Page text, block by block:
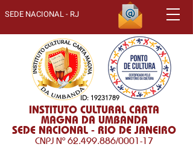
SEDE NACIONAL - RJ
INSTITUTO CULTURAL CARTA
MAGNA DA UMBANDA
SEDE NACIONAL - RIO DE JANEIRO
CNPJ Nº62.499.886/0001-17
ID: 19231789